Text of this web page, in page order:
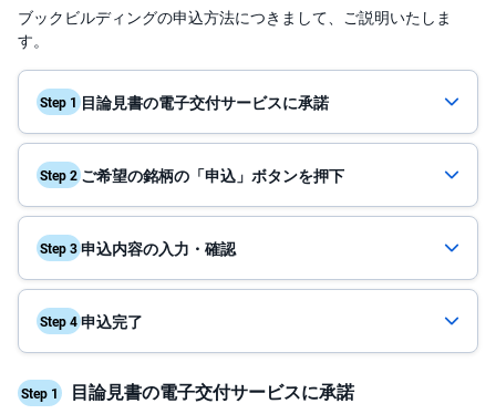
ン
先
物
金
・
銀
・
プ
ラ
チ
外
貨
建
M
F
NE
ブックビルディングの申込方法につきまして、ご説明いたしま
す。
Step 1 目論見書の電子交付サービスに承諾
Step 2 ご希望の銘柄の「申込」 ボタンを押下
Step 3申込内容の入力・確認
Step 4申込完了
Step 1 目論見書の電子交付サービスに承諾